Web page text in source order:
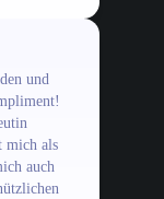
und
mich als
auch